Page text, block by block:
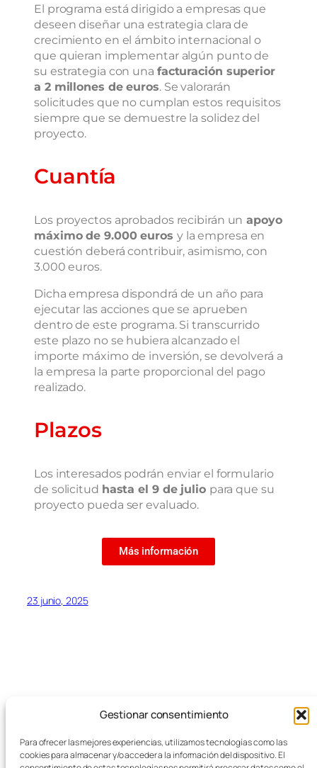
Gestionar consentimiento
Para ofrecer las mejores experiencias, utilizamos tecnologías como las
cookies para almacenar y/o acceder a la información del dispositivo. El
El programa está dirigido a empresas que
deseen diseñar una estrategia clara de
crecimiento en el ámbito internacional o
que quieran implementar algún punto de
su estrategia con una facturación superior
a 2 millones de euros. Se valorarán
solicitudes que no cumplan estos requisitos
siempre que se demuestre la solidez del
proyecto.
Cuantía
Los proyectos aprobados recibirán un apoyo
máximo de 9.000 euros y la empresa en
cuestión deberá contribuir, asimismo, con
3.000 euros.
Dicha empresa dispondrá de un año para
ejecutar las acciones que se aprueben
dentro de este programa. Si transcurrido
este plazo no se hubiera alcanzado el
importe máximo de inversión, se devolverá a
la empresa la parte proporcional del pago
realizado.
Plazos
Los interesados podrán enviar el formulario
de solicitud hasta el 9 de julio para que su
proyecto pueda ser evaluado.
Más información
23 junio, 2025
FEMZ
Blog
Acerca de
Eventos
Tienda